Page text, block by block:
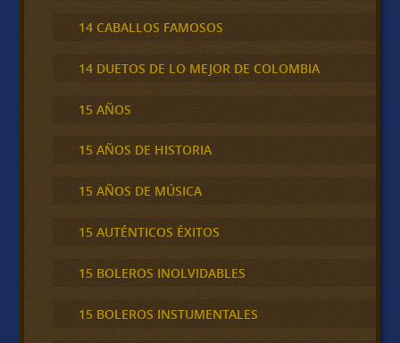
14 CABALLOS FAMOSOS
14 DUETOS DE LO MEJOR DE COLOMBIA
15 AÑOS
15 AÑOS DE HISTORIA
15 AÑOS DE MÚSICA
15 AUTÉNTICOS ÉXITOS
15 BOLEROS INOLVIDABLES
15 BOLEROS INSTUMENTALES